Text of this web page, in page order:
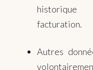
historique
facturation.
Autres